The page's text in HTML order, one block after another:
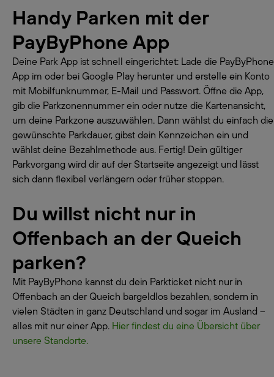
Handy Parken mit der
PayByPhone App
Deine Park App ist schnell eingerichtet: Lade die PayByPhone
App im oder bei Google Play herunter und erstelle ein Konto
mit Mobilfunknummer, E-Mail und Passwort. Öffne die App,
gib die Parkzonennummer ein oder nutze die Kartenansicht,
um deine Parkzone auszuwählen. Dann wählst du einfach die
gewünschte Parkdauer, gibst dein Kennzeichen ein und
wählst deine Bezahlmethode aus. Fertig! Dein gültiger
Parkvorgang wird dir auf der Startseite angezeigt und lässt
sich dann flexibel verlängern oder früher stoppen.
Du willst nicht nur in
Offenbach an der Queich
parken?
Mit PayByPhone kannst du dein Parkticket nicht nur in
Offenbach an der Queich bargeldlos bezahlen, sondern in
vielen Städten in ganz Deutschland und sogar im Ausland –
alles mit nur einer App. Hier findest du eine Übersicht über
unsere Standorte.